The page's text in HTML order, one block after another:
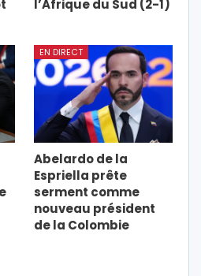
l’Afrique du Sud (2-1)
EN DIRECT
Abelardo de la
Espriella prête
serment comme
nouveau président
de la Colombie